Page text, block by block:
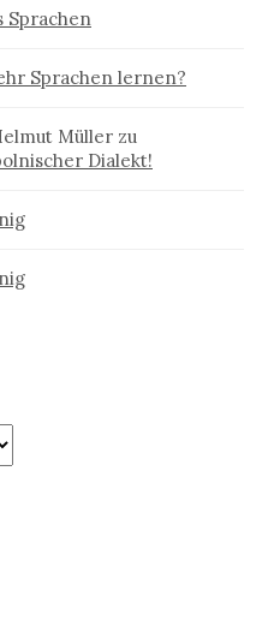
Sprachen
Sprachen lernen?
Müller zu
Dialekt!